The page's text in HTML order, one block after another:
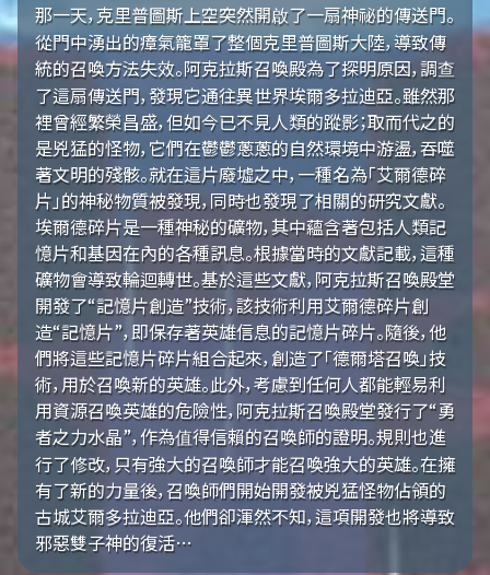
那一天，克里普圖斯上空突然開啟了一扇神祕的傳送門。
從門中湧出的瘴氣籠罩了整個克里普圖斯大陸，導致傳
統的召喚方法失效。阿克拉斯召喚殿為了探明原因，調查
了這扇傳送門，發現它通往異世界埃爾多拉迪亞。雖然那
裡曾經繁榮昌盛，但如今已不見人類的蹤影；取而代之的
是兇猛的怪物，它們在鬱鬱蔥蔥的自然環境中游盪，吞噬
著文明的殘骸。就在這片廢墟之中，一種名為「艾爾德碎
片」的神秘物質被發現，同時也發現了相關的研究文獻。
埃爾德碎片是一種神秘的礦物，其中蘊含著包括人類記
憶片和基因在內的各種訊息。根據當時的文獻記載，這種
礦物會導致輪迴轉世。基於這些文獻，阿克拉斯召喚殿堂
開發了“記憶片創造”技術，該技術利用艾爾德碎片創
造“記憶片”，即保存著英雄信息的記憶片碎片。隨後，他
們將這些記憶片碎片組合起來，創造了「德爾塔召喚」技
術，用於召喚新的英雄。此外，考慮到任何人都能輕易利
用資源召喚英雄的危險性，阿克拉斯召喚殿堂發行了“勇
者之力水晶”，作為值得信賴的召喚師的證明。規則也進
行了修改，只有強大的召喚師才能召喚強大的英雄。在擁
有了新的力量後，召喚師們開始開發被兇猛怪物佔領的
古城艾爾多拉迪亞。他們卻渾然不知，這項開發也將導致
邪惡雙子神的復活…